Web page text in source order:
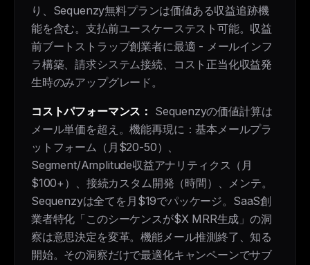
り、Sequenzy無料プランは価値ある収益追跡機
能を含む。支払前ユースケーステスト可能。収益
前ブートストラップ創業者に最適 - メールインフ
ラ構築、請求システム接続、コスト正当化収益発
生時のみアップグレード。
コストパフォーマンス： Sequenzyの価値計算は
メール単価を超え。機能再現に：基本メールプラ
ットフォーム（月$20-50）、
Segment/Amplitude収益アナリティクス（月
$100+）、接続カスタム開発（時間）、メンテ。
Sequenzyは全てを月$19でパッケージ。SaaS創
業者特化「このシーケンスが$X MRR生成」の洞
察は意思決定を変革。機能メール推測終了、知る
開始。その洞察だけで最適化キャンペーンでサブ